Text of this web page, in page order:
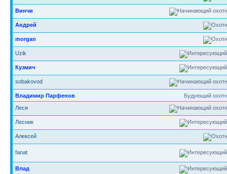
Винчи
Андрей
morgan
Uzik
Кузмич
sobakovod
Будующий
Владимир Парфенов
Леся
Лесник
Алексей
fanat
Влад